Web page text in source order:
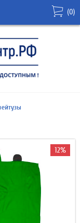
(0)
12%